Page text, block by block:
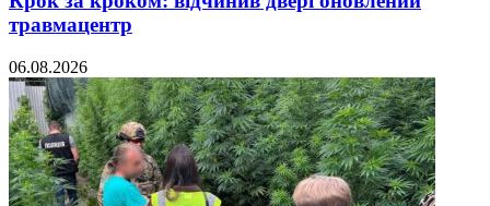
травмацентр
06.08.2026